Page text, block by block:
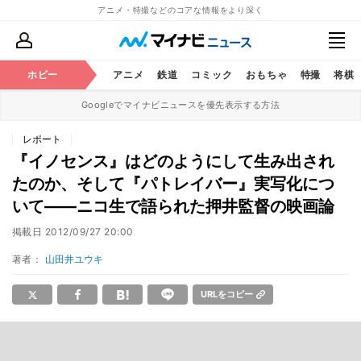
アニメ・特撮などのコアな情報をより深く
ホビー アニメ 鉄道 コミック おもちゃ 特撮 将棋
Googleでマイナビニュースを優先表示する方法
レポート
『イノセンス』はどのようにして生み出され
たのか、そして『パトレイバー』実写化につ
いて――ニコ生で語られた押井監督の映画論
掲載日 2012/09/27 20:00
著者： 山田井ユウキ
URLをコピー